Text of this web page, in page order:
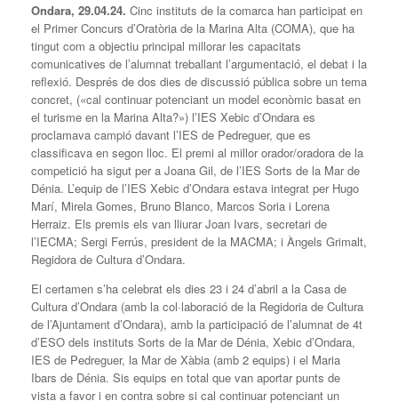
Ondara, 29.04.24. Cinc instituts de la comarca han participat en
el Primer Concurs d’Oratòria de la Marina Alta (COMA), que ha
tingut com a objectiu principal millorar les capacitats
comunicatives de l’alumnat treballant l’argumentació, el debat i la
reflexió. Després de dos dies de discussió pública sobre un tema
concret, («cal continuar potenciant un model econòmic basat en
el turisme en la Marina Alta?») l’IES Xebic d’Ondara es
proclamava campió davant l’IES de Pedreguer, que es
classificava en segon lloc. El premi al millor orador/oradora de la
competició ha sigut per a Joana Gil, de l’IES Sorts de la Mar de
Dénia. L’equip de l’IES Xebic d’Ondara estava integrat per Hugo
Marí, Mirela Gomes, Bruno Blanco, Marcos Soria i Lorena
Herraiz. Els premis els van lliurar Joan Ivars, secretari de
l’IECMA; Sergi Ferrús, president de la MACMA; i Àngels Grimalt,
Regidora de Cultura d’Ondara.
El certamen s’ha celebrat els dies 23 i 24 d’abril a la Casa de
Cultura d’Ondara (amb la col·laboració de la Regidoria de Cultura
de l’Ajuntament d’Ondara), amb la participació de l’alumnat de 4t
d’ESO dels instituts Sorts de la Mar de Dénia, Xebic d’Ondara,
IES de Pedreguer, la Mar de Xàbia (amb 2 equips) i el Maria
Ibars de Dénia. Sis equips en total que van aportar punts de
vista a favor i en contra sobre si cal continuar potenciant un